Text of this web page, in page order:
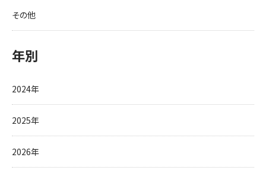
その他
年別
2024年
2025年
2026年